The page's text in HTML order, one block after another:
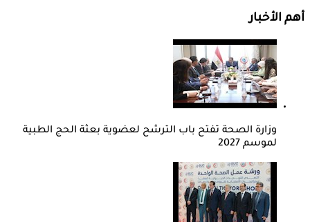
أهم الأخبار
وزارة الصحة تفتح باب الترشح لعضوية بعثة الحج الطبية
لموسم 2027